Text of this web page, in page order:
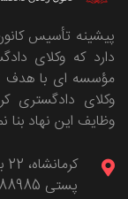
پیشینه تأسیس
وکلای دادگستری
وظایف این نهاد بنا
پستی 6714788985